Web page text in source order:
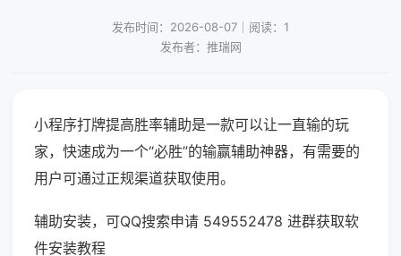
发布时间：2026-08-07｜阅读：1
发布者：推瑞网
小程序打牌提高胜率辅助是一款可以让一直输的玩
家，快速成为一个“必胜”的输赢辅助神器，有需要的
用户可通过正规渠道获取使用。
辅助安装，可QQ搜索申请 549552478 进群获取软
件安装教程